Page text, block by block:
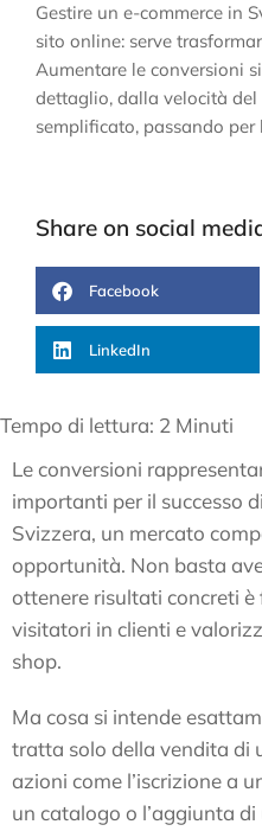
Tempo di lettura: 2 Minuti
Le conversioni
importanti per il successo
Svizzera, un mercato
opportunità. Non basta
ottenere risultati concreti
visitatori in clienti e
shop.
Ma cosa si intende
tratta solo della vendita di
azioni come l’iscrizione a
un catalogo o l’aggiunta
Gestire un e-commerce in
sito online: serve
Aumentare le conversioni
dettaglio, dalla velocità
semplificato, passando
Share on social
Facebook
LinkedIn